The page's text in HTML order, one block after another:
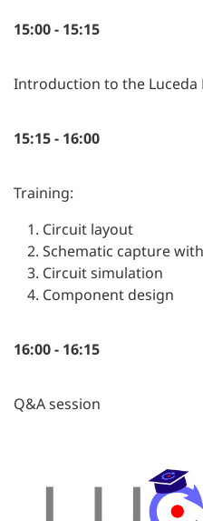
15:15 - 16:00
Introduction to the
16:00 - 16:15
Q&A session
Training:
Circuit layout
Schematic capture with
Circuit simulation
Component design
15:00 - 15:15